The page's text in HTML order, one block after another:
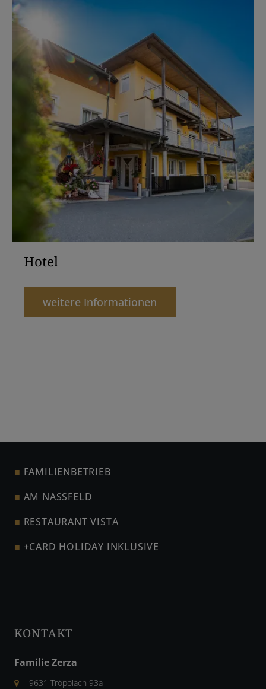
Hotel
weitere Informationen
FAMILIENBETRIEB
AM NASSFELD
RESTAURANT VISTA
+CARD HOLIDAY INKLUSIVE
KONTAKT
Familie Zerza
9631 Tröpolach 93a